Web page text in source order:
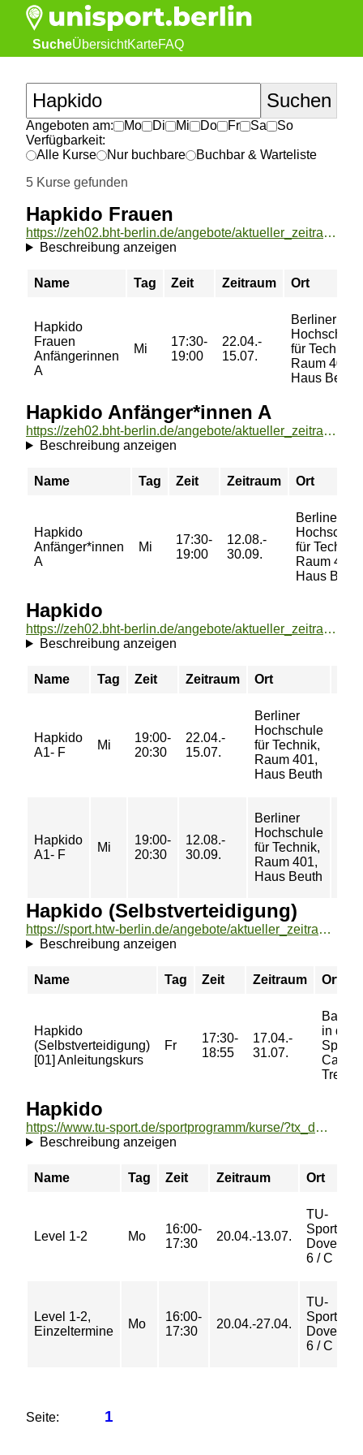
SucheÜbersichtKarteFAQ
Angeboten am: Mo Di Mi Do Fr Sa
So
Verfügbarkeit:
Alle Kurse
Nur buchbare
Buchbar & Warteliste
5 Kurse gefunden
Hapkido Frauen
https://zeh02.bht-berlin.de/angebote/aktueller_zeitraum/_Hapkido_Frauen.html
Beschreibung anzeigen
Name Tag Zeit Zeitraum Ort
Hapkido
Frauen
Anfängerinnen
A
Mi
17:30-
19:00
22.04.-
15.07.
Berliner
Hochschule
für Technik,
Raum 401,
Haus Beuth
Hapkido Anfänger*innen A
https://zeh02.bht-berlin.de/angebote/aktueller_zeitraum/_Hapkido_Anfaenger_innen_A.html
Beschreibung anzeigen
Name Tag Zeit Zeitraum Ort
Hapkido
Anfänger*innen
A
Mi
17:30-
19:00
12.08.-
30.09.
Berliner
für Technik,
Raum 401,
Haus Beuth
Hapkido
https://zeh02.bht-berlin.de/angebote/aktueller_zeitraum/_Hapkido.html
Beschreibung anzeigen
Name Tag Zeit Zeitraum Ort
Hapkido
A1- F
Mi
19:00-
20:30
22.04.-
15.07.
Berliner
Hochschule
für Technik,
Raum 401,
Haus Beuth
Hapkido
A1- F
Mi
19:00-
20:30
12.08.-
30.09.
Berliner
Hochschule
für Technik,
Raum 401,
Haus Beuth
Hapkido (Selbstverteidigung)
https://sport.htw-berlin.de/angebote/aktueller_zeitraum/_Hapkido__Selbstverteidigung_.html
Beschreibung anzeigen
Name Tag Zeit Zeitraum Ort
Hapkido
(Selbstverteidigung)
[01] Anleitungskurs
Fr
17:30-
18:55
17.04.-
31.07.
in der
Hapkido
https://www.tu-sport.de/sportprogramm/kurse/?tx_dwzeh_courses%5Baction%5D=show&tx_dwzeh_courses%5BsportsDescription%5D=34&cHash=fba7caa5ba334677c2ef876bc4efe772
Beschreibung anzeigen
Name Tag Zeit Zeitraum Ort
Level 1-2 Mo
16:00-
17:30
20.04.-13.07.
TU-
6 / C
Level 1-2,
Einzeltermine
Mo
16:00-
17:30
20.04.-27.04.
TU-
6 / C
Seite: 1